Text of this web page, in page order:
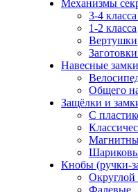
Механизмы
3-4
1-2 класса
Вертушки
Навесные замки
Общего
Защёлки и
С
Кнобы (ручки-
Фалевые